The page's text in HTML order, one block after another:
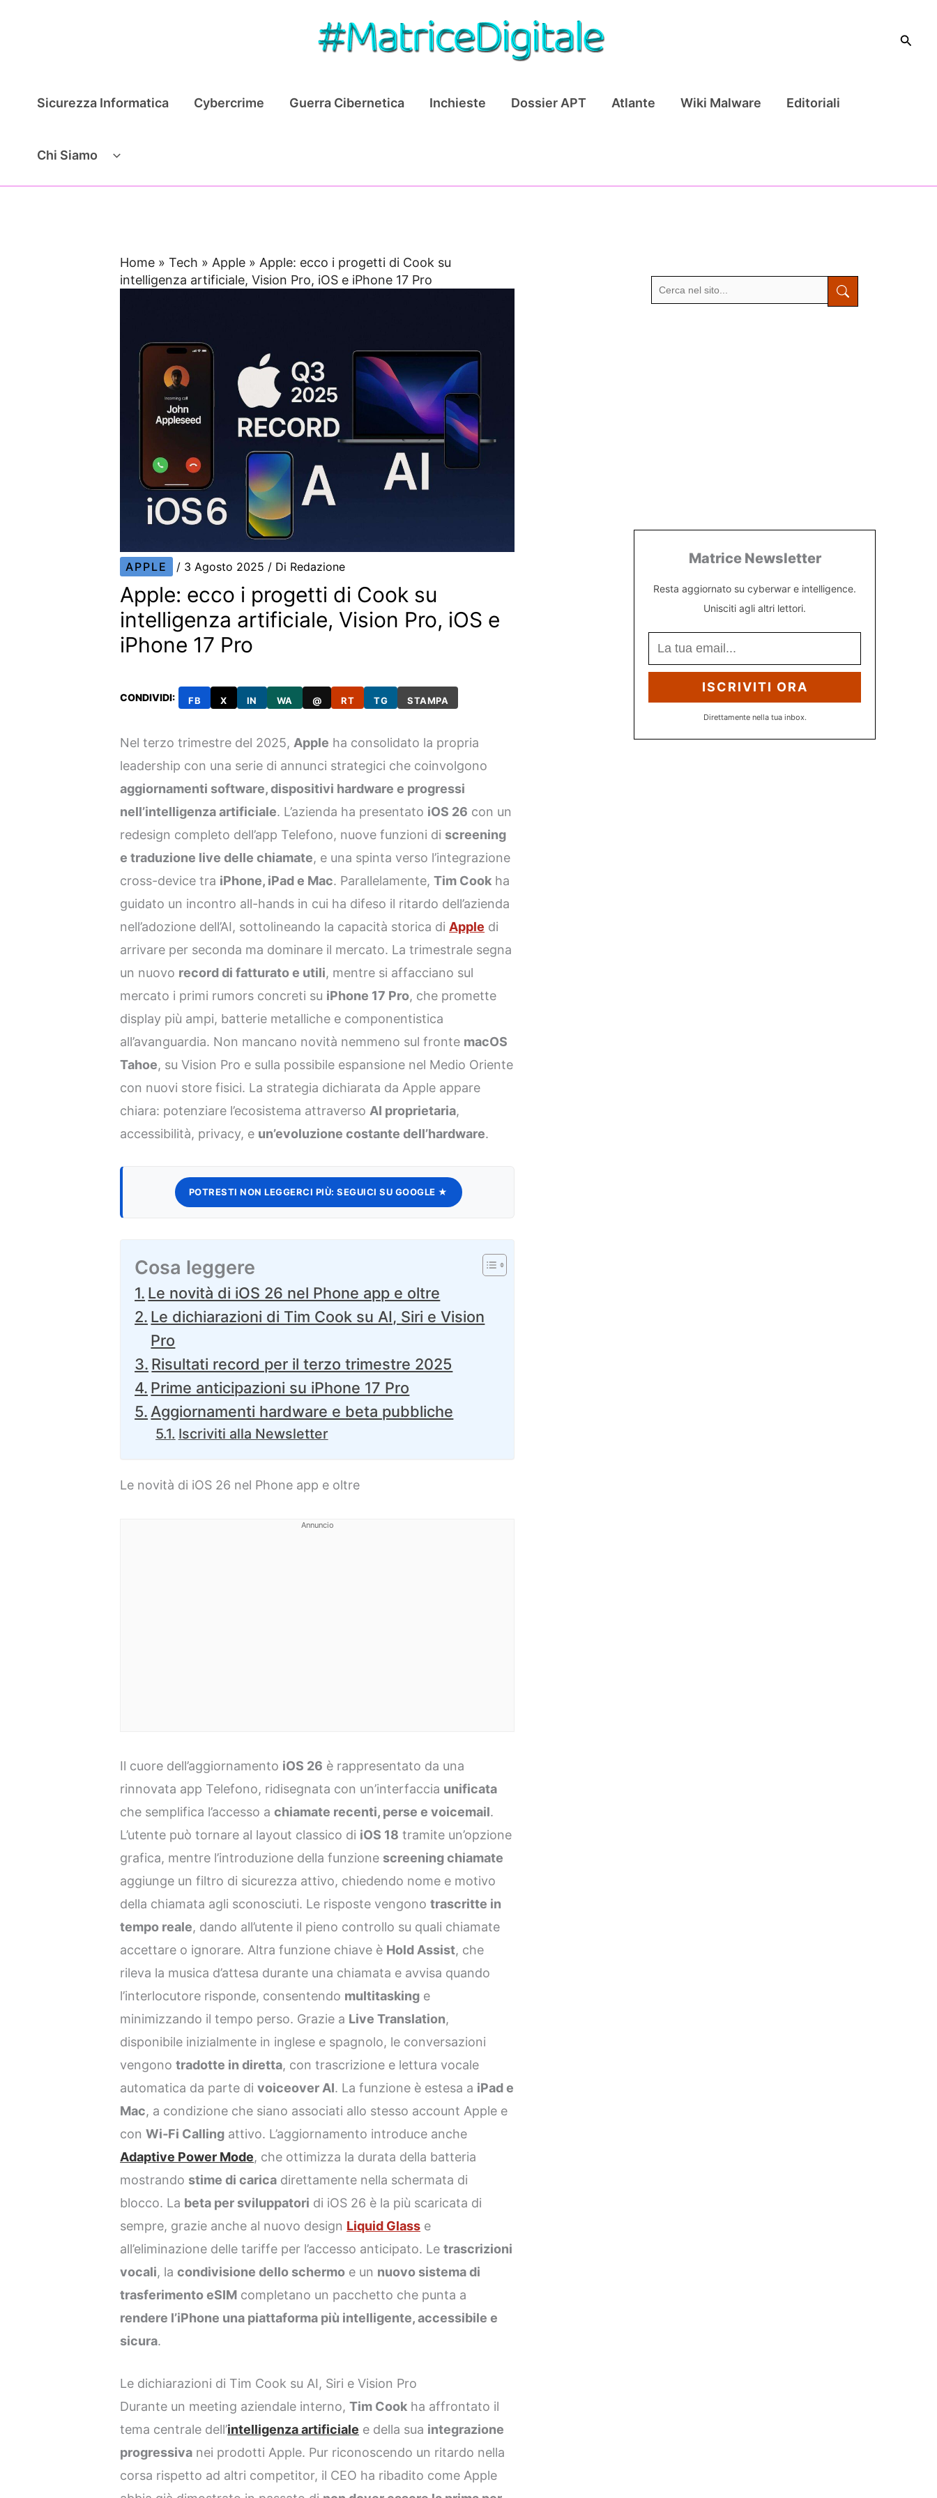
Cerca
Sicurezza Informatica Cybercrime Guerra Cibernetica Inchieste Dossier APT Atlante Wiki Malware Editoriali
Chi Siamo
Home »Tech » Apple » Apple: ecco i progetti di Cook su
intelligenza artificiale, Vision Pro, iOS e iPhone 17 Pro
APPLE / 3 Agosto 2025 / Di Redazione
Apple: ecco i progetti di Cook su
intelligenza artificiale, Vision Pro, iOS e
iPhone 17 Pro
CONDIVIDI: FB X IN WA @ RT TG STAMPA
Nel terzo trimestre del 2025, Apple ha consolidato la propria
leadership con una serie di annunci strategici che coinvolgono
aggiornamenti software, dispositivi hardware e progressi
nell’intelligenza artificiale. L’azienda ha presentato iOS 26 con un
redesign completo dell’app Telefono, nuove funzioni di screening
e traduzione live delle chiamate, e una spinta verso l’integrazione
cross-device tra iPhone, iPad e Mac. Parallelamente,Tim Cook ha
guidato un incontro all-hands in cui ha difeso il ritardo dell’azienda
nell’adozione dell’AI, sottolineando la capacità storica di Apple di
arrivare per seconda ma dominare il mercato. La trimestrale segna
un nuovo record di fatturato e utili, mentre si affacciano sul
mercato i primi rumors concreti su iPhone 17 Pro, che promette
display più ampi, batterie metalliche e componentistica
all’avanguardia. Non mancano novità nemmeno sul fronte macOS
Tahoe, su Vision Pro e sulla possibile espansione nel Medio Oriente
con nuovi store fisici. La strategia dichiarata da Apple appare
chiara: potenziare l’ecosistema attraverso AI proprietaria,
accessibilità, privacy, e un’evoluzione costante dell’hardware.
POTRESTI NON LEGGERCI PIÙ: SEGUICI SU GOOGLE ★
Cosa leggere
Le novità di iOS 26 nel Phone app e oltre
Le dichiarazioni di Tim Cook su AI, Siri e Vision
Pro
Risultati record per il terzo trimestre 2025
Prime anticipazioni su iPhone 17 Pro
Aggiornamenti hardware e beta pubbliche
Iscriviti alla Newsletter
Le novità di iOS 26 nel Phone app e oltre
Annuncio
Il cuore dell’aggiornamento iOS 26 è rappresentato da una
rinnovata app Telefono, ridisegnata con un’interfaccia unificata
che semplifica l’accesso achiamate recenti, perse e voicemail.
L’utente può tornare al layout classico di iOS 18 tramite un’opzione
grafica, mentre l’introduzione della funzione screening chiamate
aggiunge un filtro di sicurezza attivo, chiedendo nome e motivo
della chiamata agli sconosciuti. Le risposte vengonotrascritte in
tempo reale, dando all’utente il pieno controllo su quali chiamate
accettare o ignorare. Altra funzione chiave è Hold Assist, che
rileva la musica d’attesa durante una chiamata e avvisa quando
l’interlocutore risponde, consentendo multitasking e
minimizzando il tempo perso. Grazie a Live Translation,
disponibile inizialmente in inglese e spagnolo, le conversazioni
vengonotradotte in diretta, con trascrizione e lettura vocale
automatica da parte divoiceover AI. La funzione è estesa a iPad e
Mac, a condizione che siano associati allo stesso account Apple e
conWi‑Fi Calling attivo. L’aggiornamento introduce anche
Adaptive Power Mode, che ottimizza la durata della batteria
mostrando stime di carica direttamente nella schermata di
blocco. La beta per sviluppatori di iOS 26 è la più scaricata di
sempre, grazie anche al nuovo design Liquid Glass e
all’eliminazione delle tariffe per l’accesso anticipato. Letrascrizioni
vocali, lacondivisione dello schermo e un nuovo sistema di
trasferimento eSIM completano un pacchetto che punta a
rendere l’iPhone una piattaforma più intelligente, accessibile e
sicura.
Le dichiarazioni di Tim Cook su AI, Siri e Vision Pro
Durante un meeting aziendale interno,Tim Cook ha affrontato il
tema centrale dell’intelligenza artificiale e della sua integrazione
progressiva nei prodotti Apple. Pur riconoscendo un ritardo nella
corsa rispetto ad altri competitor, il CEO ha ribadito come Apple
Matrice Newsletter
Resta aggiornato su cyberwar e intelligence.
Unisciti agli altri lettori.
ISCRIVITI ORA
Direttamente nella tua inbox.